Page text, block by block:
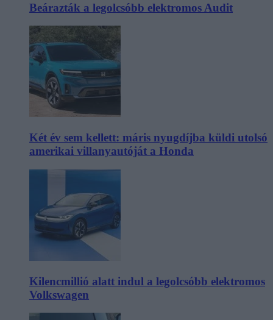
Beárazták a legolcsóbb elektromos Audit
Két év sem kellett: máris nyugdíjba küldi utolsó
amerikai villanyautóját a Honda
Kilencmillió alatt indul a legolcsóbb elektromos
Volkswagen